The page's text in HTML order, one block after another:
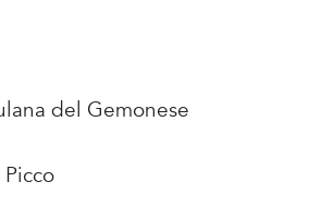
del Gemonese